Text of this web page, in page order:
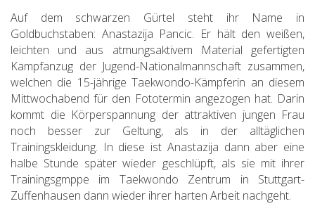
Auf dem schwarzen Gürtel steht ihr Name in
Goldbuchstaben: Anastazija Pancic. Er hält den weißen,
leichten und aus atmungsaktivem Material gefertigten
Kampfanzug der Jugend-Nationalmannschaft zusammen,
welchen die 15-jährige Taekwondo-Kämpferin an diesem
Mittwochabend für den Fototermin angezogen hat. Darin
kommt die Körperspannung der attraktiven jungen Frau
noch besser zur Geltung, als in der alltäglichen
Trainingskleidung. In diese ist Anastazija dann aber eine
halbe Stunde später wieder geschlüpft, als sie mit ihrer
Trainingsgmppe im Taekwondo Zentrum in Stuttgart-
Zuffenhausen dann wieder ihrer harten Arbeit nachgeht.